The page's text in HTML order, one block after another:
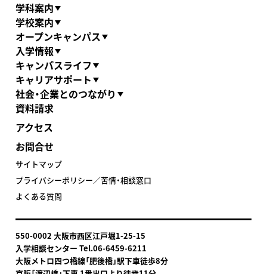
学科案内
学校案内
オープンキャンパス
入学情報
キャンパスライフ
キャリアサポート
社会・企業とのつながり
資料請求
アクセス
お問合せ
サイトマップ
プライバシーポリシー／苦情・相談窓口
よくある質問
550-0002 大阪市西区江戸堀1-25-15
入学相談センター Tel.06-6459-6211
大阪メトロ四つ橋線「肥後橋」駅下車徒歩8分